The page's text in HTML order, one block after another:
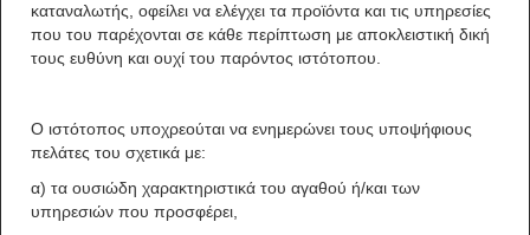
καταναλωτής, οφείλει να ελέγχει τα προϊόντα και τις υπηρεσίες
που του παρέχονται σε κάθε περίπτωση με αποκλειστική δική
τους ευθύνη και ουχί του παρόντος ιστότοπου.
Ο ιστότοπος υποχρεούται να ενημερώνει τους υποψήφιους
πελάτες του σχετικά με:
α) τα ουσιώδη χαρακτηριστικά του αγαθού ή/και των
υπηρεσιών που προσφέρει,